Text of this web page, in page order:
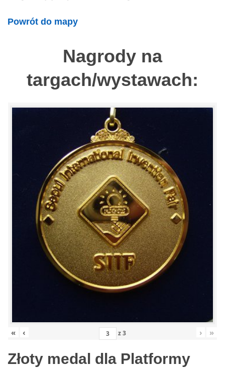
Powrót do mapy
Nagrody na
targach/wystawach:
« ‹ z3 › »
Złoty medal dla Platformy